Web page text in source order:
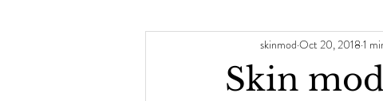
Skin
skinmod Oct 20, 20181